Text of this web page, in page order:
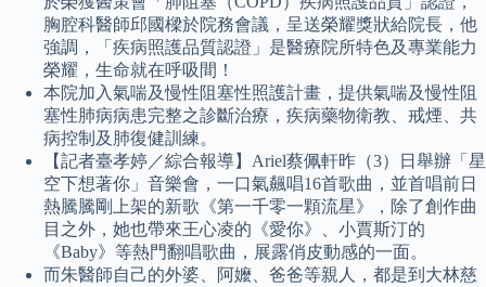
胸腔科醫師邱國樑於院務會議，呈送榮耀獎狀給院長，他
強調，「疾病照護品質認證」是醫療院所特色及專業能力
榮耀，生命就在呼吸間！
本院加入氣喘及慢性阻塞性照護計畫，提供氣喘及慢性阻
塞性肺病病患完整之診斷治療，疾病藥物衛教、戒煙、共
病控制及肺復健訓練。
【記者臺孝婷／綜合報導】Ariel蔡佩軒昨（3）日舉辦「星
空下想著你」音樂會，一口氣飆唱16首歌曲，並首唱前日
熱騰騰剛上架的新歌《第一千零一顆流星》，除了創作曲
目之外，她也帶來王心凌的《愛你》、小賈斯汀的
《Baby》等熱門翻唱歌曲，展露俏皮動感的一面。
而朱醫師自己的外婆、阿嬤、爸爸等親人，都是到大林慈